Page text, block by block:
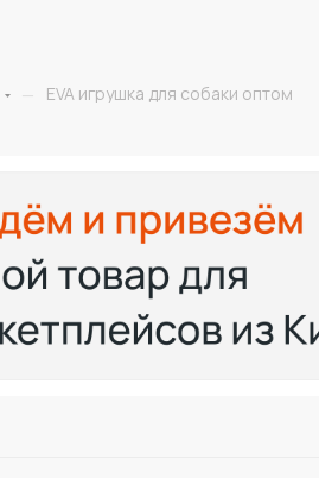
— EVA игрушка для собаки оптом